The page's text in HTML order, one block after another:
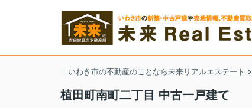
｜いわき市の不動産のことなら未来リアルエステート
植田町南町二丁目 中古一戸建て